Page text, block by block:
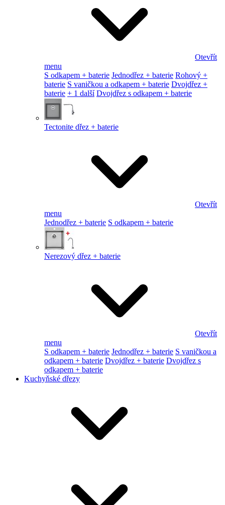
Otevřít
menu
S odkapem + baterie Jednodřez + baterie Rohový +
baterie S vaničkou a odkapem + baterie Dvojdřez +
baterie + 1 další Dvojdřez s odkapem + baterie
Tectonite dřez + baterie
Otevřít
menu
Jednodřez + baterie S odkapem + baterie
Nerezový dřez + baterie
Otevřít
menu
S odkapem + baterie Jednodřez + baterie S vaničkou a
odkapem + baterie Dvojdřez + baterie Dvojdřez s
odkapem + baterie
Kuchyňské dřezy